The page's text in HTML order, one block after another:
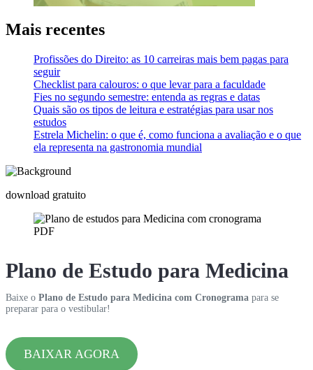
Mais recentes
Profissões do Direito: as 10 carreiras mais bem pagas para
seguir
Checklist para calouros: o que levar para a faculdade
Fies no segundo semestre: entenda as regras e datas
Quais são os tipos de leitura e estratégias para usar nos
estudos
Estrela Michelin: o que é, como funciona a avaliação e o que
ela representa na gastronomia mundial
download gratuito
Plano de Estudo para Medicina
Baixe o Plano de Estudo para Medicina com Cronograma para se
preparar para o vestibular!
BAIXAR AGORA